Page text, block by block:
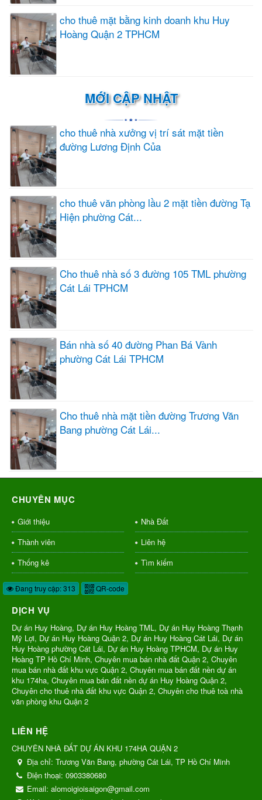
cho thuê mặt bằng kinh doanh khu Huy
Hoàng Quận 2 TPHCM
MỚI CẬP NHẬT
cho thuê nhà xưởng vị trí sát mặt tiền
đường Lương Định Của
cho thuê văn phòng lầu 2 mặt tiền đường Tạ
Hiện phường Cát...
Cho thuê nhà số 3 đường 105 TML phường
Cát Lái TPHCM
Bán nhà số 40 đường Phan Bá Vành
phường Cát Lái TPHCM
Cho thuê nhà mặt tiền đường Trương Văn
Bang phường Cát Lái...
CHUYÊN MỤC
Giới thiệu
Nhà Đất
Thành viên
Liên hệ
Thống kê
Tìm kiếm
Đang truy cập: 313 QR-code
DỊCH VỤ
Dự án Huy Hoàng, Dự án Huy Hoàng TML, Dự án Huy Hoàng Thạnh
Mỹ Lợi, Dự án Huy Hoàng Quận 2, Dự án Huy Hoàng Cát Lái, Dự án
Huy Hoàng phường Cát Lái, Dự án Huy Hoàng TPHCM, Dự án Huy
Hoàng TP Hồ Chí Minh, Chuyên mua bán nhà đất Quận 2, Chuyên
mua bán nhà đất khu vực Quận 2, Chuyên mua bán đất nền dự án
khu 174ha, Chuyên mua bán đất nền dự án Huy Hoàng Quận 2,
Chuyên cho thuê nhà đất khu vực Quận 2, Chuyên cho thuê toà nhà
văn phòng khu Quận 2
LIÊN HỆ
CHUYÊN NHÀ ĐẤT DỰ ÁN KHU 174HA QUẬN 2
Địa chỉ: Trương Văn Bang, phường Cát Lái, TP Hồ Chí Minh
Điện thoại: 0903380680
Email: alomoigioisaigon@gmail.com